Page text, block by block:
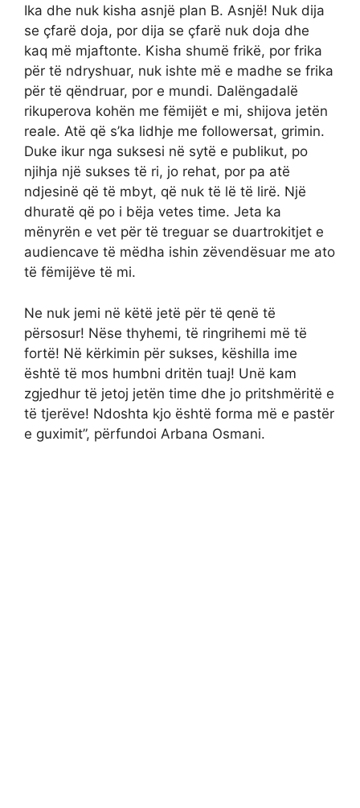
Ika dhe nuk kisha asnjë plan B. Asnjë! Nuk dija
se çfarë doja, por dija se çfarë nuk doja dhe
kaq më mjaftonte. Kisha shumë frikë, por frika
për të ndryshuar, nuk ishte më e madhe se frika
për të qëndruar, por e mundi. Dalëngadalë
rikuperova kohën me fëmijët e mi, shijova jetën
reale. Atë që s’ka lidhje me followersat, grimin.
Duke ikur nga suksesi në sytë e publikut, po
njihja një sukses të ri, jo rehat, por pa atë
ndjesinë që të mbyt, që nuk të lë të lirë. Një
dhuratë që po i bëja vetes time. Jeta ka
mënyrën e vet për të treguar se duartrokitjet e
audiencave të mëdha ishin zëvendësuar me ato
të fëmijëve të mi.
Ne nuk jemi në këtë jetë për të qenë të
përsosur! Nëse thyhemi, të ringrihemi më të
fortë! Në kërkimin për sukses, këshilla ime
është të mos humbni dritën tuaj! Unë kam
zgjedhur të jetoj jetën time dhe jo pritshmëritë e
të tjerëve! Ndoshta kjo është forma më e pastër
e guximit”, përfundoi Arbana Osmani.